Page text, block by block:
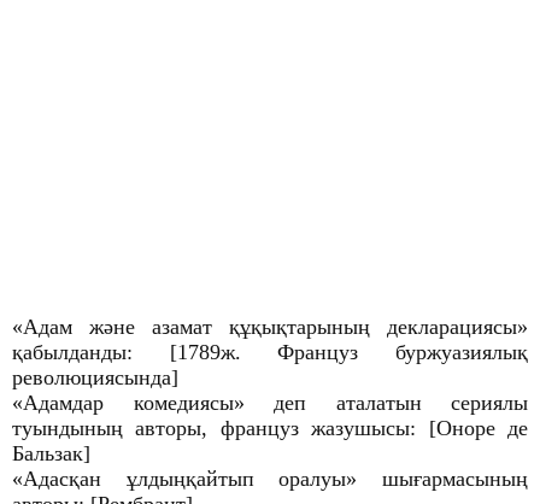
«Адам және азамат құқықтарының декларациясы»
қабылданды: [1789ж. Француз буржуазиялық
революциясында]
«Адамдар комедиясы» деп аталатын сериялы
туындының авторы, француз жазушысы: [Оноре де
Бальзак]
«Адасқан ұлдыңқайтып оралуы» шығармасының